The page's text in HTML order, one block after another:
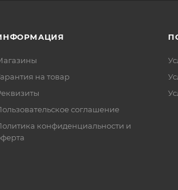
на товар
соглашение
конфиденциальности и